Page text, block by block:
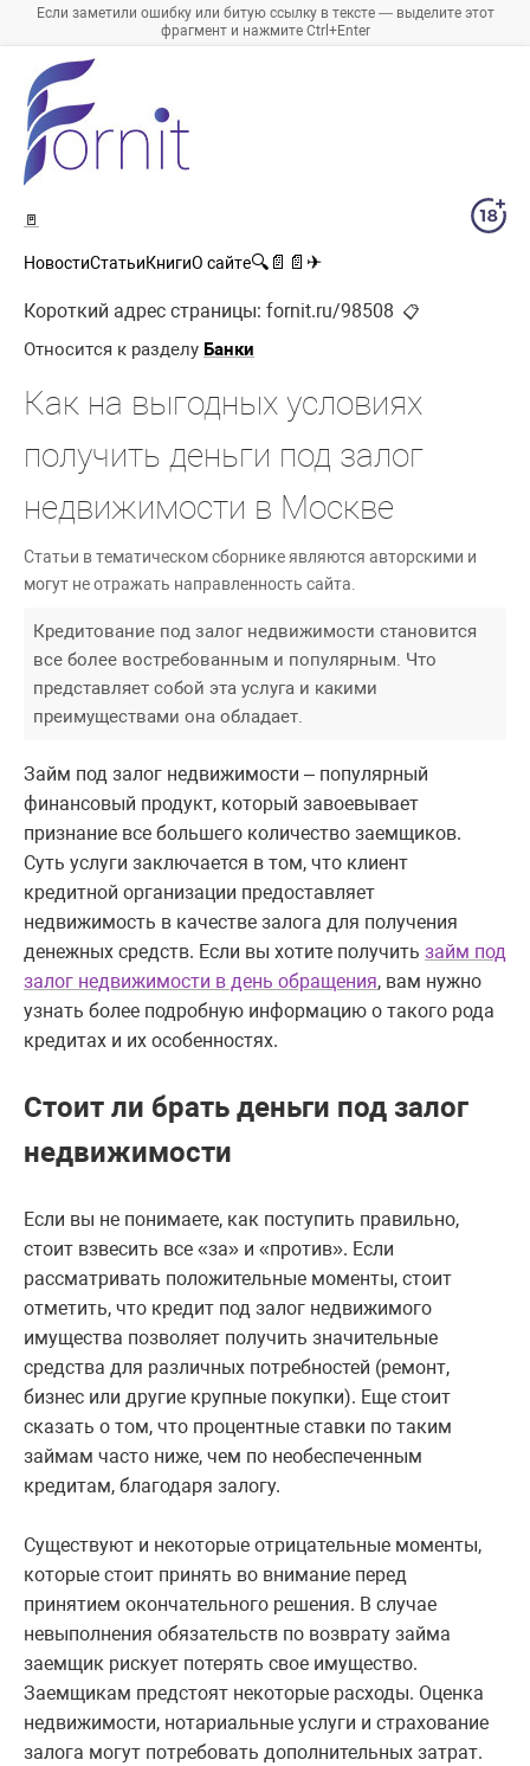
Если заметили ошибку или битую ссылку в тексте — выделите этот
фрагмент и нажмите Ctrl+Enter
🚪
НовостиСтатьиКнигиО сайте🔍 📄 📄 ✈
Короткий адрес страницы: fornit.ru/98508 📋
Относится к разделу Банки
Как на выгодных условиях
получить деньги под залог
недвижимости в Москве
Статьи в тематическом сборнике являются авторскими и
могут не отражать направленность сайта.
Кредитование под залог недвижимости становится
все более востребованным и популярным. Что
представляет собой эта услуга и какими
преимуществами она обладает.
Займ под залог недвижимости – популярный
финансовый продукт, который завоевывает
признание все большего количество заемщиков.
Суть услуги заключается в том, что клиент
кредитной организации предоставляет
недвижимость в качестве залога для получения
денежных средств. Если вы хотите получить займ под
залог недвижимости в день обращения, вам нужно
узнать более подробную информацию о такого рода
кредитах и их особенностях.
Стоит ли брать деньги под залог
недвижимости
Если вы не понимаете, как поступить правильно,
стоит взвесить все «за» и «против». Если
рассматривать положительные моменты, стоит
отметить, что кредит под залог недвижимого
имущества позволяет получить значительные
средства для различных потребностей (ремонт,
бизнес или другие крупные покупки). Еще стоит
сказать о том, что процентные ставки по таким
займам часто ниже, чем по необеспеченным
кредитам, благодаря залогу.
Существуют и некоторые отрицательные моменты,
которые стоит принять во внимание перед
принятием окончательного решения. В случае
невыполнения обязательств по возврату займа
заемщик рискует потерять свое имущество.
Заемщикам предстоят некоторые расходы. Оценка
недвижимости, нотариальные услуги и страхование
залога могут потребовать дополнительных затрат.